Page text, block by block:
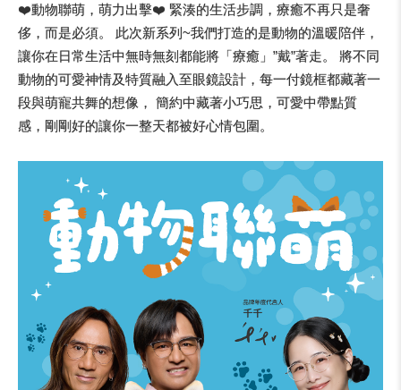
❤️動物聯萌，萌力出擊❤️ 緊湊的生活步調，療癒不再只是奢
侈，而是必須。 此次新系列~我們打造的是動物的溫暖陪伴，
讓你在日常生活中無時無刻都能將「療癒」”戴”著走。 將不同
動物的可愛神情及特質融入至眼鏡設計，每一付鏡框都藏著一
段與萌寵共舞的想像， 簡約中藏著小巧思，可愛中帶點質
感，剛剛好的讓你一整天都被好心情包圍。